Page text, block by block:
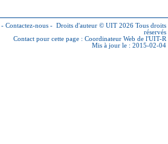
- Contactez-nous - Droits d'auteur © UIT 2026 Tous droits
réservés
Contact pour cette page : Coordinateur Web de l'UIT-R
Mis à jour le : 2015-02-04